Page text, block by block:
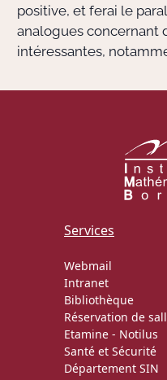
positive, et ferai le
analogues concernant
intéressantes,
Services
Webmail
Intranet
Bibliothèque
Réservation de
Etamine - Notilus
Santé et Sécurité
Département SIN